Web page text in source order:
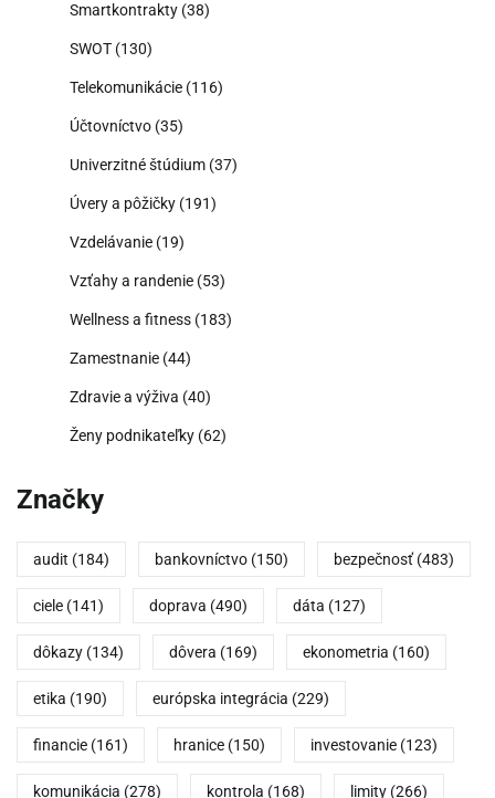
Smartkontrakty (38)
SWOT (130)
Telekomunikácie (116)
Účtovníctvo (35)
Univerzitné štúdium (37)
Úvery a pôžičky (191)
Vzdelávanie (19)
Vzťahy a randenie (53)
Wellness a fitness (183)
Zamestnanie (44)
Zdravie a výživa (40)
Ženy podnikateľky (62)
Značky
audit (184) bankovníctvo (150) bezpečnosť (483)
ciele (141) doprava (490) dáta (127)
dôkazy (134) dôvera (169) ekonometria (160)
etika (190) európska integrácia (229)
financie (161) hranice (150) investovanie (123)
komunikácia (278) kontrola (168) limity (266)